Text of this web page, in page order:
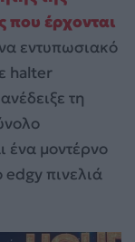
που έρχονται
εντυπωσιακό
halter
τη
ένα μοντέρνο
πινελιά